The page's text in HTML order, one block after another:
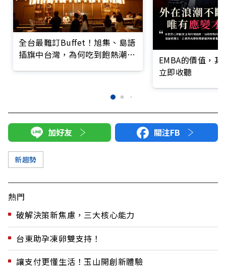
全台最難訂Buffet！旭集、島語
插旗中台灣，為何吃到飽熱潮不
EMBA的價值，
立即收聽
加好友 關注FB
新趨勢
熱門
破解決策新焦慮，三大核心能力
台東助孕凍卵雙支持！
讓支付更懂生活！玉山開創新體驗